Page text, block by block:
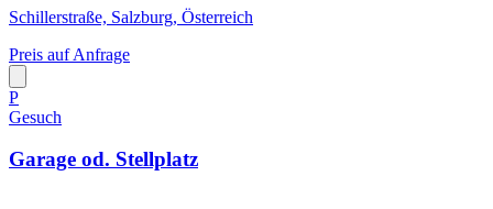
Schillerstraße, Salzburg, Österreich
Preis auf Anfrage
P
Gesuch
Garage od. Stellplatz